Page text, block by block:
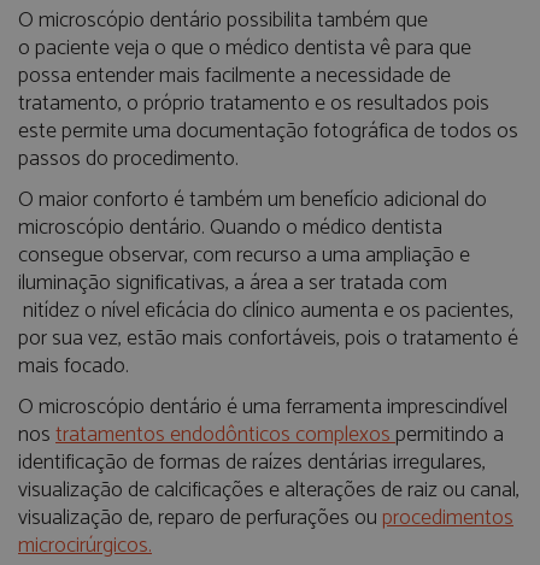
O microscópio dentário possibilita também que
o paciente veja o que o médico dentista vê para que
possa entender mais facilmente a necessidade de
tratamento, o próprio tratamento e os resultados pois
este permite uma documentação fotográfica de todos os
passos do procedimento.
O maior conforto é também um benefício adicional do
microscópio dentário. Quando o médico dentista
consegue observar, com recurso a uma ampliação e
iluminação significativas, a área a ser tratada com
nitídez o nível eficácia do clínico aumenta e os pacientes,
por sua vez, estão mais confortáveis, pois o tratamento é
mais focado.
O microscópio dentário é uma ferramenta imprescindível
nostratamentos endodônticos complexospermitindo a
identificação de formas de raízes dentárias irregulares,
visualização de calcificações e alterações de raiz ou canal,
visualização de, reparo de perfurações ou procedimentos
microcirúrgicos.